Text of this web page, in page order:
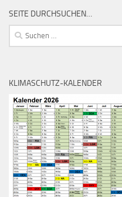
SEITE DURCHSUCHEN…
Suchen
nach:
KLIMASCHUTZ-KALENDER